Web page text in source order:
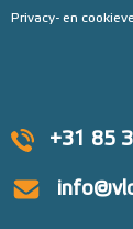
+31 85
Privacy- en